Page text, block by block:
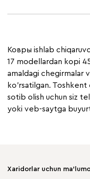
Ковры ishlab
17 modellardan kopi
amaldagi chegirmalar
ko'rsatilgan.
sotib olish uchun siz
yoki veb-saytga
Xaridorlar uchun